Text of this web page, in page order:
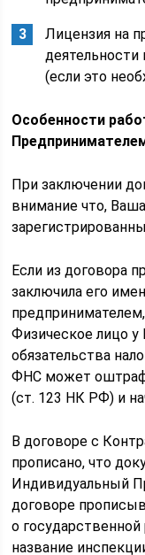
Лицензия на
(если это
Особенности
При заключении
внимание что,
Если из договора
заключила его
Физическое лицо у
обязательства
ФНС может
(ст. 123 НК РФ) и
В договоре с
прописано, что
Индивидуальный
договоре
о
название